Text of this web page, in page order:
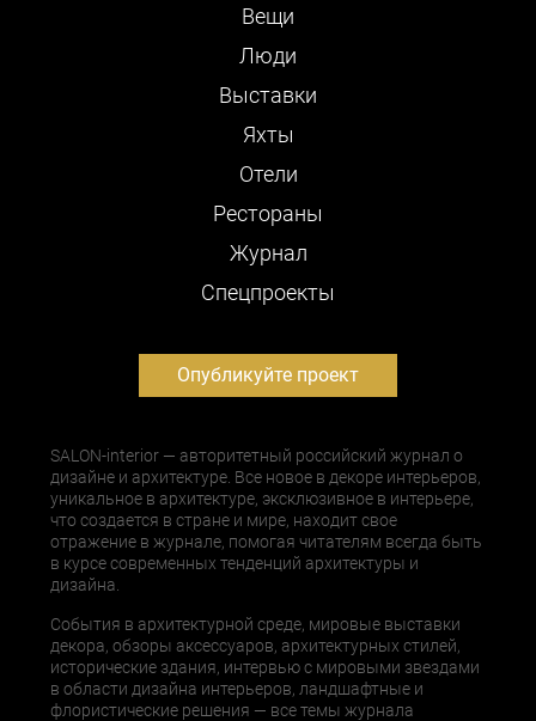
Вещи
Люди
Выставки
Яхты
Отели
Рестораны
Журнал
Cпецпроекты
Опубликуйте проект
SALON-interior — авторитетный российский журнал о
дизайне и архитектуре. Все новое в декоре интерьеров,
уникальное в архитектуре, эксклюзивное в интерьере,
что создается в стране и мире, находит свое
отражение в журнале, помогая читателям всегда быть
в курсе современных тенденций архитектуры и
дизайна.
События в архитектурной среде, мировые выставки
декора, обзоры аксессуаров, архитектурных стилей,
исторические здания, интервью с мировыми звездами
в области дизайна интерьеров, ландшафтные и
флористические решения — все темы журнала